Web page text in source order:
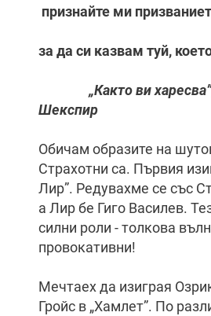
признайте ми
за да си казвам туй,
„Както ви
Шекспир
Обичам образите на
Страхотни са. Първия
Лир”. Редувахме се със
а Лир бе Гиго Василев.
силни роли - толкова
провокативни!
Мечтаех да изиграя
Гройс в „Хамлет”. По